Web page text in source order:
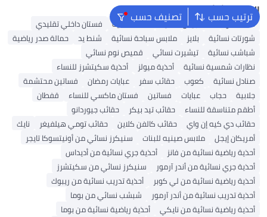
التسوق أو الاستخدام اليومي،
الأحذية البيضاء ترتيب حسب تصنيف حسب البحث الشائع
شنط ألدو شنط جيس نسائية شنط نسائية
فستان داخلي تقليدي
شورتات نسائية
بلايز ملابس سباحة نسائية شنط يد
حمالة صدر رياضية
شباشب نسائية
تيشيرت نسائي
قميص نوم نسائي
نظارات شمسية نسائية
أحذية ميولز
أحذية سكيتشرز للنساء
صنادل نسائية
كعوب حقائب سفر عبايات رمضان
فساتين محتشمة
جلابية
حجاب عبايات فساتين فستان ماكسي للنساء
قفطان
أطقم متناسقة للنساء
حقائب تيد بيكر
حقائب جيوردانو
حقائب دي كيه إن واي
حقائب كالفن كلاين حقائب تومي هيلفيغر
نايك
أمريكان إيجل
ملابس صينيه للبنات
سنيكرز نسائي من أونيتسوكا تايجر
أحذية رياضية نسائية من فانز
أحذية جري نسائية من أديداس
أحذية جري نسائية من أندر آرمور
سنيكرز نسائي من سكيتشرز
أحذية رياضية نسائية من لي كوبر
أحذية تدريب نسائية من ريبوك
أحذية تدريب نسائية من أندر آرمور
شبشب نسائي من بوما
أحذية رياضية نسائية من نايكي
أحذية رياضية نسائية من بوما